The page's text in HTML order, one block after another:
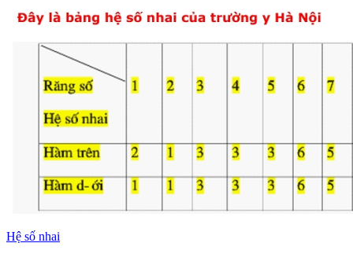
Hệ số nhai